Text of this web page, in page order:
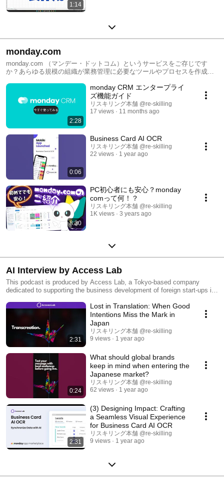
1:14
monday.com
monday.com （マンデー・ドットコム）というサービスをご存じです
か？あらゆる規模の組織が業務管理に必要なツールやプロセスを作成す
2:28
monday CRM エンタープライ
ズ機能ガイド
リスキリング本舗 @re-skilling
17 views
11 months ago
0:06
Business Card AI OCR
リスキリング本舗 @re-skilling
22 views
1 year ago
8:30
PC初心者にも安心？monday
comって何！？
リスキリング本舗 @re-skilling
1K views
3 years ago
AI Interview by Access Lab
This podcast is produced by Access Lab, a Tokyo-based company
dedicated to supporting the business development of foreign start-ups in
2:31
Lost in Translation: When Good
Intentions Miss the Mark in
Japan
リスキリング本舗 @re-skilling
9 views
1 year ago
0:24
What should global brands
keep in mind when entering the
Japanese market?
リスキリング本舗 @re-skilling
62 views
1 year ago
2:31
(3) Designing Impact: Crafting
a Seamless Visual Experience
for Business Card AI OCR
リスキリング本舗 @re-skilling
9 views
1 year ago